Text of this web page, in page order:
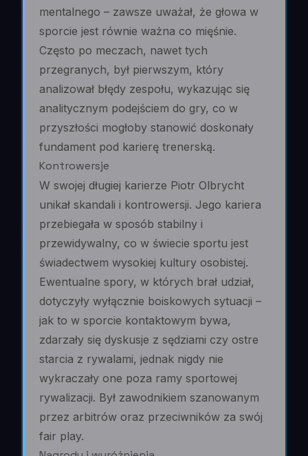
mentalnego – zawsze uważał, że głowa w
sporcie jest równie ważna co mięśnie.
Często po meczach, nawet tych
przegranych, był pierwszym, który
analizował błędy zespołu, wykazując się
analitycznym podejściem do gry, co w
przyszłości mogłoby stanowić doskonały
fundament pod karierę trenerską.
Kontrowersje
W swojej długiej karierze Piotr Olbrycht
unikał skandali i kontrowersji. Jego kariera
przebiegała w sposób stabilny i
przewidywalny, co w świecie sportu jest
świadectwem wysokiej kultury osobistej.
Ewentualne spory, w których brał udział,
dotyczyły wyłącznie boiskowych sytuacji –
jak to w sporcie kontaktowym bywa,
zdarzały się dyskusje z sędziami czy ostre
starcia z rywalami, jednak nigdy nie
wykraczały one poza ramy sportowej
rywalizacji. Był zawodnikiem szanowanym
przez arbitrów oraz przeciwników za swój
fair play.